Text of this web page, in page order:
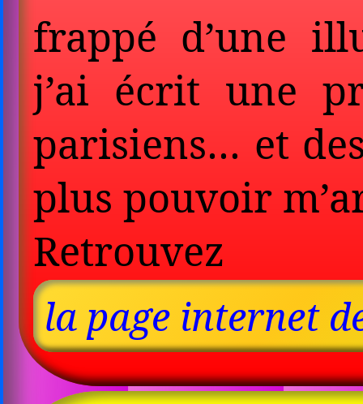
frappé d’une
j’ai écrit une
parisiens… et
plus pouvoir
Retrouvez
la page internet